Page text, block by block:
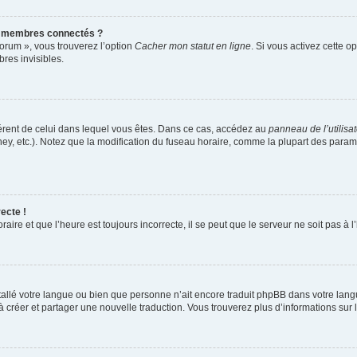
connectés ?
», vous trouverez l’option Cacher mon statut en ligne . Si vous activez cette
invisibles.
de celui dans lequel vous êtes. Dans ce cas, accédez au panneau de
etc.). Notez que la modification du fuseau horaire, comme la plupart des
!
et que l’heure est toujours incorrecte, il se peut que le serveur ne soit pas à
votre langue ou bien que personne n’ait encore traduit phpBB dans votre
créer et partager une nouvelle traduction. Vous trouverez plus d’informations